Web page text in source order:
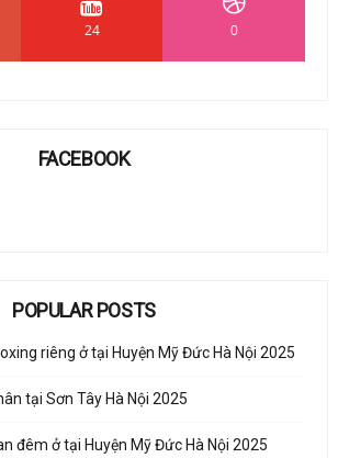
24 0
FACEBOOK
POPULAR POSTS
riêng ở tại Huyện Mỹ Đức Hà Nội 2025
tại Sơn Tây Hà Nội 2025
đêm ở tại Huyện Mỹ Đức Hà Nội 2025